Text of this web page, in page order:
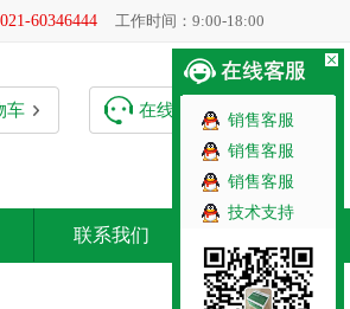
工作时间：9:00-18:00
021-60346444
车 在线客服
联系我们
销售客服
销售客服
销售客服
技术支持